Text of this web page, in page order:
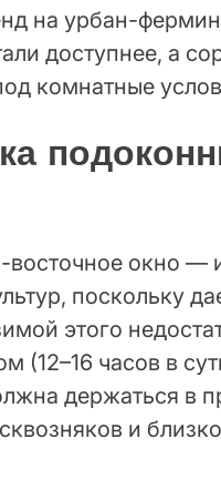
на урбан-
доступнее, а
комнатные
окно —
поскольку
этого
(12–16 часов в
держаться в
и